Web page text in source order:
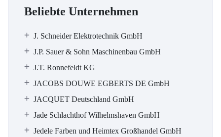
Beliebte Unternehmen
J. Schneider Elektrotechnik GmbH
J.P. Sauer & Sohn Maschinenbau GmbH
J.T. Ronnefeldt KG
JACOBS DOUWE EGBERTS DE GmbH
JACQUET Deutschland GmbH
Jade Schlachthof Wilhelmshaven GmbH
Jedele Farben und Heimtex Großhandel GmbH